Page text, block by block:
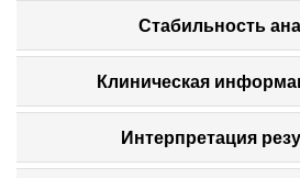
Стабильность
Клиническая
Интерпретация